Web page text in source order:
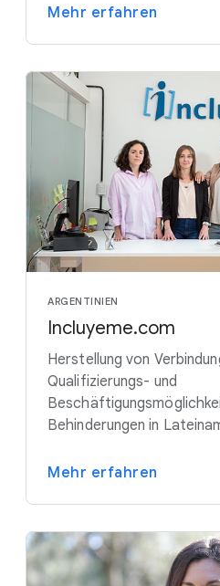
Mehr erfahren
ARGENTINIEN
Incluyeme.com
Herstellung von
Qualifizierungs- und
Behinderungen in
Mehr erfahren